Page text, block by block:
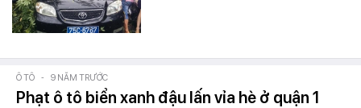
Ô TÔ - 9 NĂM TRƯỚC
Phạt ô tô biển xanh đậu lấn vỉa hè ở quận 1